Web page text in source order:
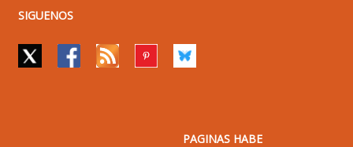
SIGUENOS
PAGINAS HABE